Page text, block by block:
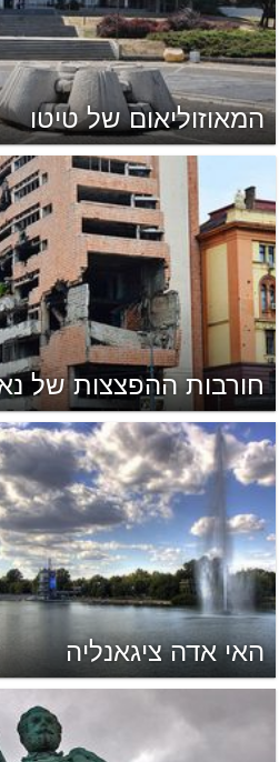
המאוזוליאום של טיטו
חורבות ההפצצות של
האי אדה ציגאנליה